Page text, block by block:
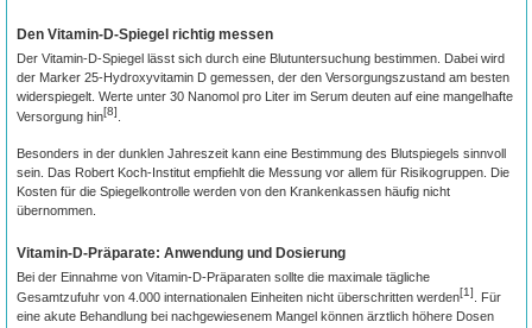
Den Vitamin-D-Spiegel richtig messen
Der Vitamin-D-Spiegel lässt sich durch eine Blutuntersuchung bestimmen. Dabei wird
der Marker 25-Hydroxyvitamin D gemessen, der den Versorgungszustand am besten
widerspiegelt. Werte unter 30 Nanomol pro Liter im Serum deuten auf eine mangelhafte
Versorgung hin[8]
Besonders in der dunklen Jahreszeit kann eine Bestimmung des Blutspiegels sinnvoll
sein. Das Robert Koch-Institut empfiehlt die Messung vor allem für Risikogruppen. Die
Kosten für die Spiegelkontrolle werden von den Krankenkassen häufig nicht
übernommen.
Vitamin-D-Präparate: Anwendung und Dosierung
Bei der Einnahme von Vitamin-D-Präparaten sollte die maximale tägliche
Gesamtzufuhr von 4.000 internationalen Einheiten nicht überschritten werden[1]
. Für
eine akute Behandlung bei nachgewiesenem Mangel können ärztlich höhere Dosen